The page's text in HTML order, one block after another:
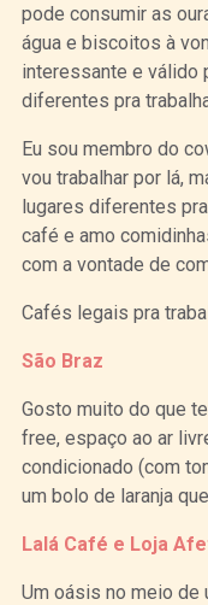
pode consumir as
água e biscoitos à
interessante e válido
diferentes pra
Eu sou membro do
vou trabalhar por lá,
lugares diferentes
café e amo
com a vontade de
Cafés legais pra
São Braz
Gosto muito do que
free, espaço ao ar
condicionado (com
um bolo de laranja
Lalá Café e Loja
Um oásis no meio de